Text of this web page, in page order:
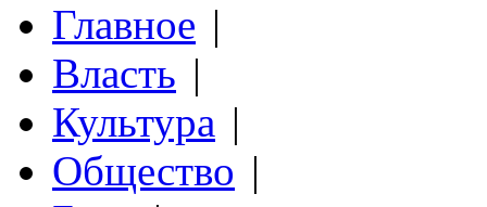
Главное |
Власть |
Культура |
Общество |